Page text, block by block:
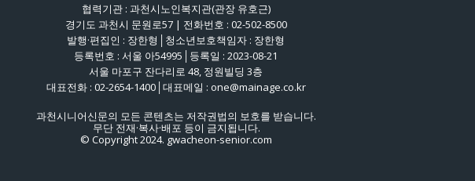
협력기관 : 과천시노인복지관(관장 유호근)
경기도 과천시 문원로57 | 전화번호 : 02-502-8500
발행·편집인 : 장한형│청소년보호책임자 : 장한형
등록번호 : 서울 아54995│등록일 : 2023-08-21
서울 마포구 잔다리로 48, 정원빌딩 3층
대표전화 : 02-2654-1400│대표메일 : one@mainage.co.kr
과천시니어신문의 모든 콘텐츠는 저작권법의 보호를 받습니다.
무단 전재·복사·배포 등이 금지됩니다.
© Copyright 2024. gwacheon-senior.com